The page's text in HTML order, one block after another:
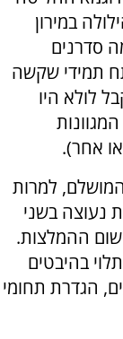
במירון
סדרנים
תמידי שקשה
לולא היו
אחר).
למרות
נעוצה בשני
ההמלצות.
בהיבטים
הגדרת תחומי